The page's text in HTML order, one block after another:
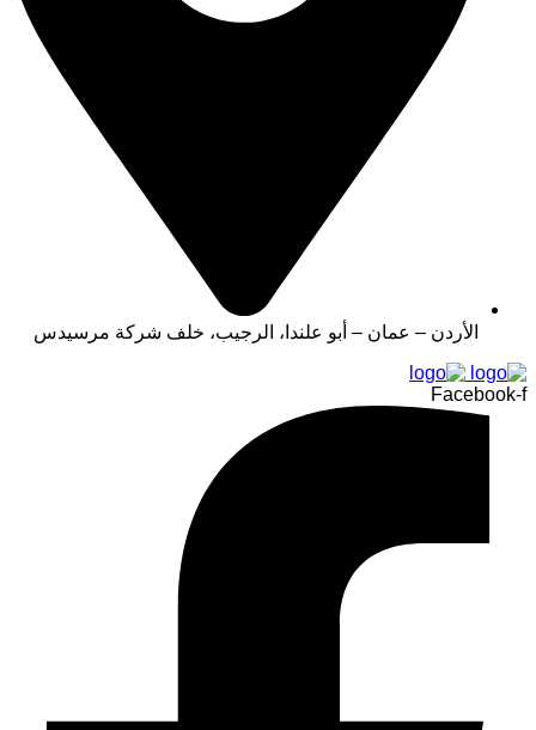
الأردن – عمان – أبو علندا، الرجيب، خلف شركة مرسيدس
Facebook-f